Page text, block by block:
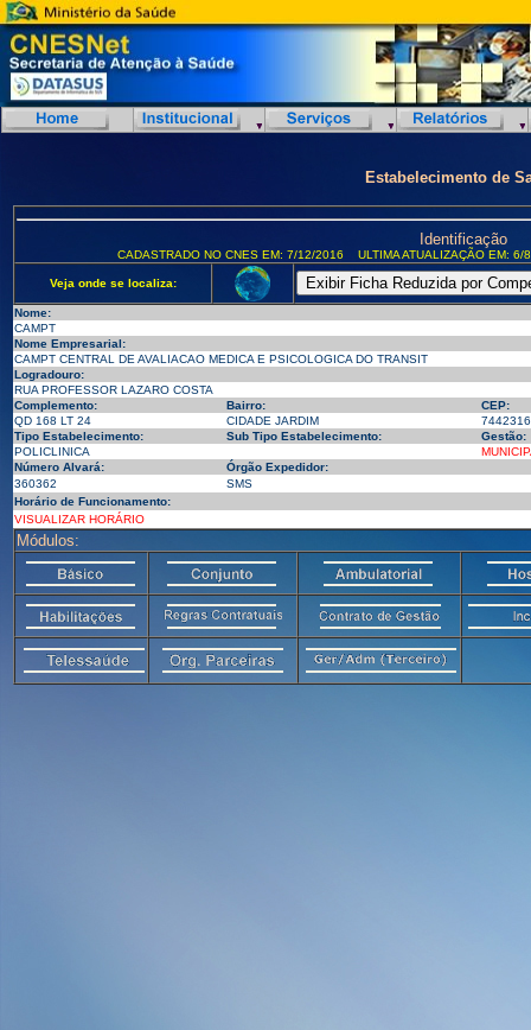
Estabelecimento de
Identificação
CADASTRADO NO CNES EM: 7/12/2016 ULTIMA ATUALIZAÇÃO EM:
Veja onde se localiza:
Nome:
CAMPT
Nome Empresarial:
CAMPT CENTRAL DE AVALIACAO MEDICA E PSICOLOGICA DO TRANSIT
Logradouro:
RUA PROFESSOR LAZARO COSTA
Complemento:
Bairro:
CEP:
QD 168 LT 24
CIDADE JARDIM
Tipo Estabelecimento:
Sub Tipo Estabelecimento:
Gestão:
POLICLINICA
Número Alvará:
Órgão Expedidor:
360362
SMS
Horário de Funcionamento:
VISUALIZAR HORÁRIO
Módulos: